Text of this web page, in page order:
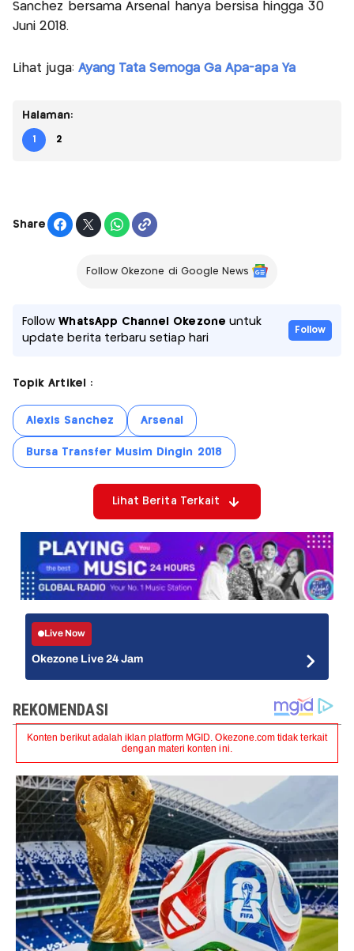
Sanchez bersama Arsenal hanya bersisa hingga 30
Juni 2018.
Lihat juga: Ayang Tata Semoga Ga Apa-apa Ya
Halaman:
1 2
Share
Follow Okezone di Google News
FollowWhatsApp Channel Okezone untuk
update berita terbaru setiap hari
Follow
Topik Artikel :
Alexis Sanchez Arsenal
Bursa Transfer Musim Dingin 2018
Lihat Berita Terkait
Live Now
Okezone Live 24 Jam